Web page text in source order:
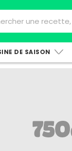
DE SAISON